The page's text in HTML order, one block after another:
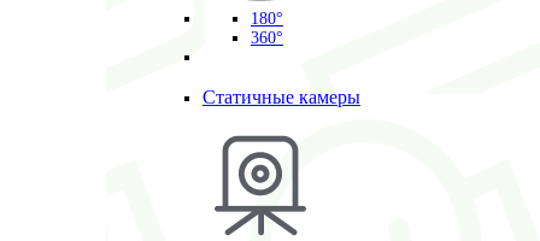
180°
360°
Статичные камеры